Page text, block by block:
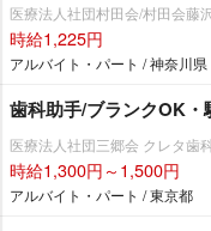
医療法人社団村田会/村田会藤
時給1,225円
アルバイト・パート / 神奈川県
歯科助手/ブランクOK・
医療法人社団三郷会 クレタ歯
時給1,300円～1,500円
アルバイト・パート / 東京都